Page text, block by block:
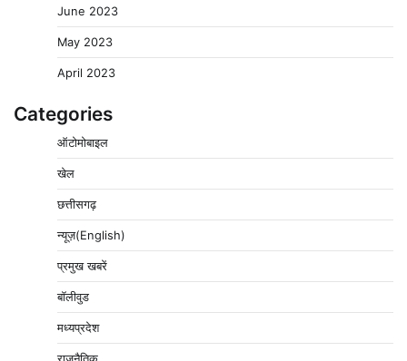
June 2023
May 2023
April 2023
Categories
ऑटोमोबाइल
खेल
छत्तीसगढ़
न्यूज़(English)
प्रमुख खबरें
बॉलीवुड
मध्यप्रदेश